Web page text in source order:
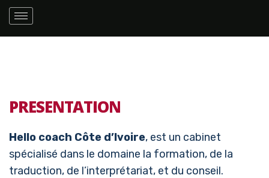
PRESENTATION
Hello coach Côte d’Ivoire, est un cabinet
spécialisé dans le domaine la formation, de la
traduction, de l’interprétariat, et du conseil.